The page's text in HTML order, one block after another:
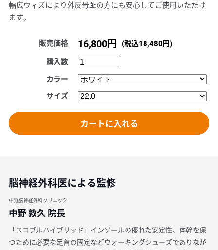
幅広ウィズにより外反母趾の方にも安心してご使用いただけ
ます。
販売価格 16,800円 (税込18,480円)
購入数
カラー
サイズ
脳神経外科医による監修
中野脳神経外科クリニック
中野 敦久 院長
「スコブルハイブリッド」インソールの優れた安定性、体幹を保
つために必要な足首の固定などウォーキングシューズでありなが